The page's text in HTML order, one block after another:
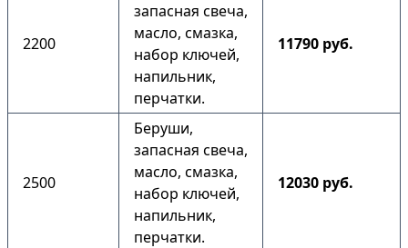
2200
запасная свеча,
масло, смазка,
набор ключей,
напильник,
перчатки.
11790 руб.
2500
Беруши,
запасная свеча,
масло, смазка,
набор ключей,
напильник,
перчатки.
12030 руб.